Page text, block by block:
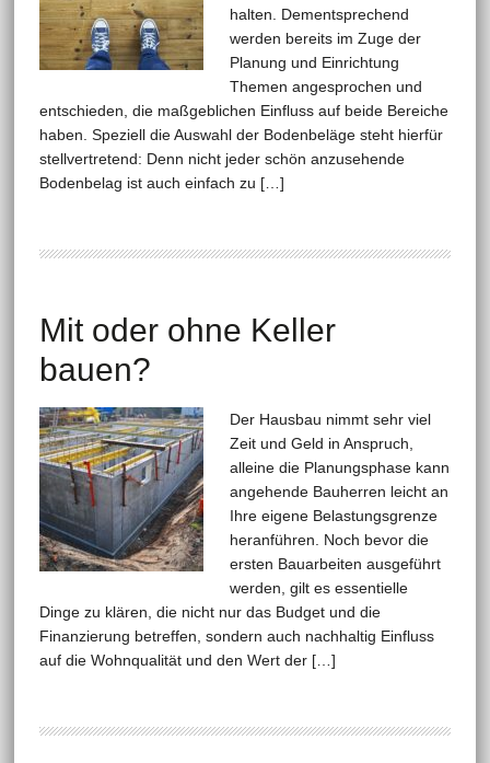
halten. Dementsprechend
werden bereits im Zuge der
Planung und Einrichtung
Themen angesprochen und
entschieden, die maßgeblichen Einfluss auf beide Bereiche
haben. Speziell die Auswahl der Bodenbeläge steht hierfür
stellvertretend: Denn nicht jeder schön anzusehende
Bodenbelag ist auch einfach zu […]
Mit oder ohne Keller
bauen?
Der Hausbau nimmt sehr viel
Zeit und Geld in Anspruch,
alleine die Planungsphase kann
angehende Bauherren leicht an
Ihre eigene Belastungsgrenze
heranführen. Noch bevor die
ersten Bauarbeiten ausgeführt
werden, gilt es essentielle
Dinge zu klären, die nicht nur das Budget und die
Finanzierung betreffen, sondern auch nachhaltig Einfluss
auf die Wohnqualität und den Wert der […]